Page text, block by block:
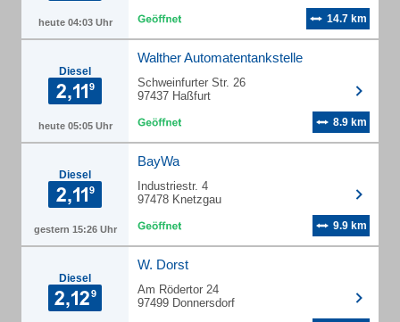
heute 04:03 Uhr 14.7 km
Diesel
heute 05:05 Uhr
Walther Automatentankstelle
Schweinfurter Str. 26
97437 Haßfurt
8.9 km
Diesel
gestern 15:26 Uhr
BayWa
Industriestr. 4
97478 Knetzgau
9.9 km
Diesel
W. Dorst
Am Rödertor 24
97499 Donnersdorf